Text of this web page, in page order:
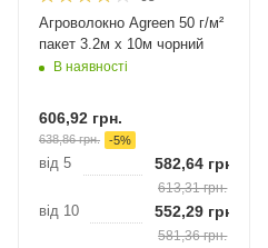
Агроволокно Agreen 50 г/м²
пакет 3.2м х 10м чорний
В наявності
606,92 грн.
638,86грн. -5%
від 5 582,64 грн.
613,31грн.
від 10 552,29 грн.
581,36грн.